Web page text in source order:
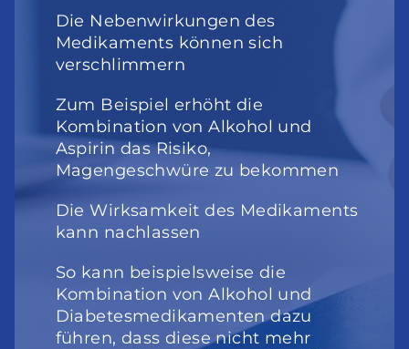
Die Nebenwirkungen des
Medikaments können sich
verschlimmern
Zum Beispiel erhöht die
Kombination von Alkohol und
Aspirin das Risiko,
Magengeschwüre zu bekommen
Die Wirksamkeit des Medikaments
kann nachlassen
So kann beispielsweise die
Kombination von Alkohol und
Diabetesmedikamenten dazu
führen, dass diese nicht mehr